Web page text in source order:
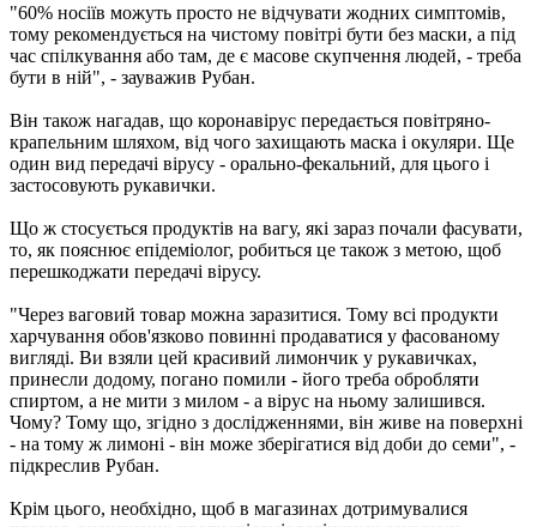
"60% носіїв можуть просто не відчувати жодних симптомів,
тому рекомендується на чистому повітрі бути без маски, а під
час спілкування або там, де є масове скупчення людей, - треба
бути в ній", - зауважив Рубан.
Він також нагадав, що коронавірус передається повітряно-
крапельним шляхом, від чого захищають маска і окуляри. Ще
один вид передачі вірусу - орально-фекальний, для цього і
застосовують рукавички.
Що ж стосується продуктів на вагу, які зараз почали фасувати,
то, як пояснює епідеміолог, робиться це також з метою, щоб
перешкоджати передачі вірусу.
"Через ваговий товар можна заразитися. Тому всі продукти
харчування обов'язково повинні продаватися у фасованому
вигляді. Ви взяли цей красивий лимончик у рукавичках,
принесли додому, погано помили - його треба обробляти
спиртом, а не мити з милом - а вірус на ньому залишився.
Чому? Тому що, згідно з дослідженнями, він живе на поверхні
- на тому ж лимоні - він може зберігатися від доби до семи", -
підкреслив Рубан.
Крім цього, необхідно, щоб в магазинах дотримувалися